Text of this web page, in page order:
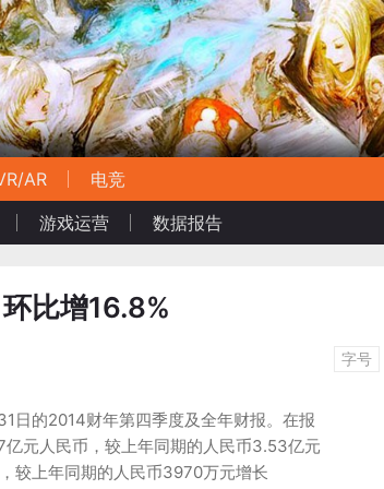
AR
电竞
游戏运营 数据报告
比增16.8%
字号
日的2014财年第四季度及全年财报。在报
元人民币，较上年同期的人民币3.53亿元
较上年同期的人民币3970万元增长